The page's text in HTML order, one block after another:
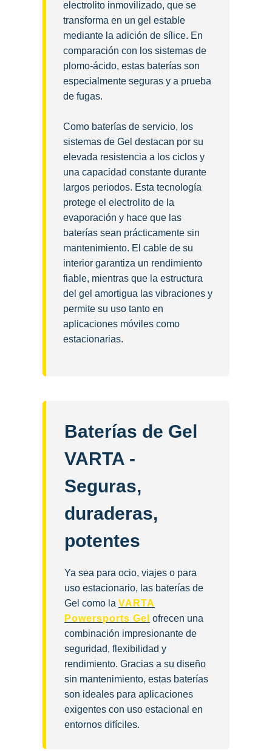
electrolito inmovilizado, que se
transforma en un gel estable
mediante la adición de sílice. En
comparación con los sistemas de
plomo-ácido, estas baterías son
especialmente seguras y a prueba
de fugas.
Como baterías de servicio, los
sistemas de Gel destacan por su
elevada resistencia a los ciclos y
una capacidad constante durante
largos periodos. Esta tecnología
protege el electrolito de la
evaporación y hace que las
baterías sean prácticamente sin
mantenimiento. El cable de su
interior garantiza un rendimiento
fiable, mientras que la estructura
del gel amortigua las vibraciones y
permite su uso tanto en
aplicaciones móviles como
estacionarias.
Baterías de Gel
VARTA -
Seguras,
duraderas,
potentes
Ya sea para ocio, viajes o para
uso estacionario, las baterías de
Gel como la VARTA
Powersports Gel ofrecen una
combinación impresionante de
seguridad, flexibilidad y
rendimiento. Gracias a su diseño
sin mantenimiento, estas baterías
son ideales para aplicaciones
exigentes con uso estacional en
entornos difíciles.